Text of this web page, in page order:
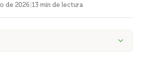
de 2026 13 min de lectura